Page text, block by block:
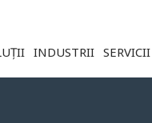
INDUSTRII SERVICII